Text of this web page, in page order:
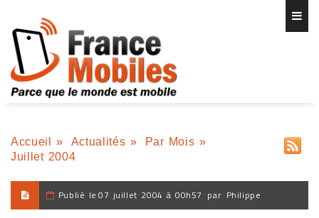
Accueil » Actualités » Par Mois »
Juillet 2004
Publié le 07 juillet 2004 à 00h57 par Philippe